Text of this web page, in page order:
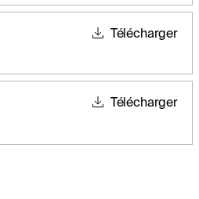
Télécharger
Télécharger